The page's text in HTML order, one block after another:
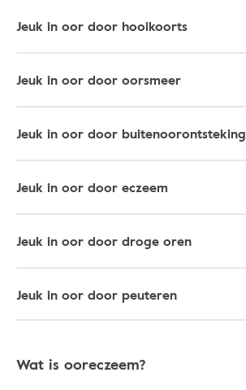
Jeuk in oor door hooikoorts
Jeuk in oor door oorsmeer
Jeuk in oor door buitenoorontsteking
Jeuk in oor door eczeem
Jeuk in oor door droge oren
Jeuk in oor door peuteren
Wat is ooreczeem?